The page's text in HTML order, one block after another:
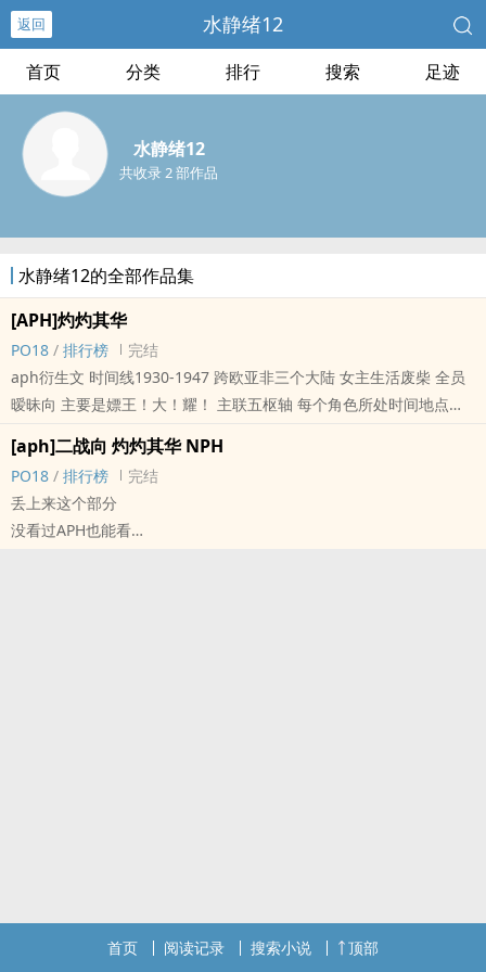
返回 水静绪12
首页 分类 排行 搜索 足迹
水静绪12
共收录 2 部作品
水静绪12的全部作品集
[APH]灼灼其华
‎‎P‎‍O‎1‍8‍‌‍ / 排行榜
完结
aph衍生文 时间线1930-1947 跨欧亚非三个大陆 女主生活废柴 全员
暧昧向 主要是嫖王！大！耀！ 主联五枢轴 每个角色所处时间地点不
魏玛共和国 贝什米特兄弟 1934 意大利 瓦尔加斯双子 1935 亚瑟及弗
朗西斯 1936 弗朗西斯及？？ 隔天更~目前得有个400章的亚子。
男主有本田！男主有本田！本田！不喜勿入
考研去了 圣诞节回来
[aph]二战向 灼灼其华 NPH
‎‎P‎‍O‎1‍8‍‌‍ / 排行榜
完结
丢上来这个部分
没看过APH也能看
首页 阅读记录 搜索小说 顶部